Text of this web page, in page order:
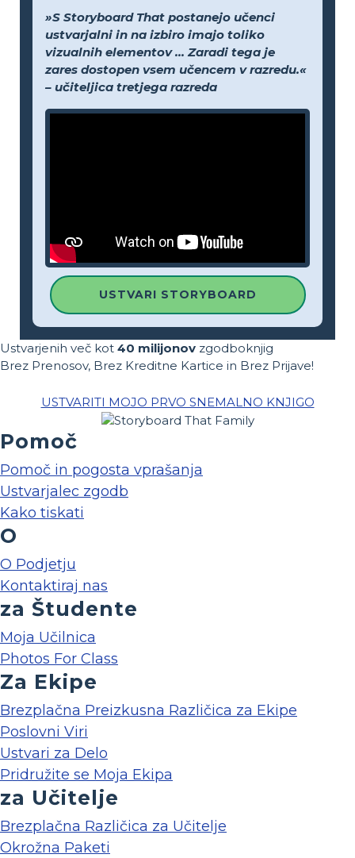
»S Storyboard That postanejo učenci
ustvarjalni in na izbiro imajo toliko
vizualnih elementov ... Zaradi tega je
zares dostopen vsem učencem v razredu.«
– učiteljica tretjega razreda
USTVARI STORYBOARD
Ustvarjenih več kot 40 milijonov zgodboknjig
Brez Prenosov, Brez Kreditne Kartice in Brez Prijave!
USTVARITI MOJO PRVO SNEMALNO KNJIGO
Pomoč
Pomoč in pogosta vprašanja
Ustvarjalec zgodb
Kako tiskati
O
O Podjetju
Kontaktiraj nas
za Študente
Moja Učilnica
Photos For Class
Za Ekipe
Brezplačna Preizkusna Različica za Ekipe
Poslovni Viri
Ustvari za Delo
Pridružite se Moja Ekipa
za Učitelje
Brezplačna Različica za Učitelje
Okrožna Paketi